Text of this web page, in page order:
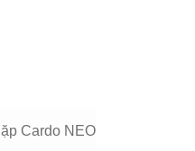
Cardo NEO